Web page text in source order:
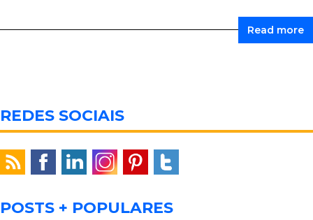
Read more
REDES SOCIAIS
POSTS + POPULARES